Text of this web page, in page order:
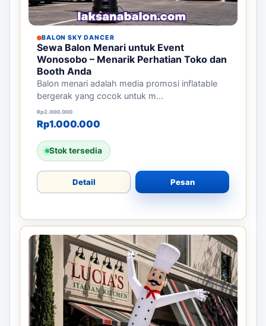
BALON SKY DANCER
Sewa Balon Menari untuk Event
Wonosobo – Menarik Perhatian Toko dan
Booth Anda
Balon menari adalah media promosi inflatable
bergerak yang cocok untuk m...
Rp2.000.000
Harga aslinya adalah: Rp2.000.000.
Rp1.000.000
Harga saat ini adalah: Rp1.000.000.
Stok tersedia
Detail Pesan